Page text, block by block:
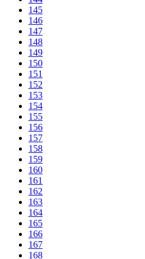
145
146
147
148
149
150
151
152
153
154
155
156
157
158
159
160
161
162
163
164
165
166
167
168